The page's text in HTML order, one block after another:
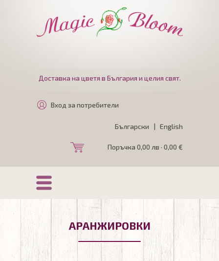
Доставка на цветя в България и целия свят.
Вход за потребители
Български | English
Поръчка 0,00 лв · 0,00 €
АРАНЖИРОВКИ